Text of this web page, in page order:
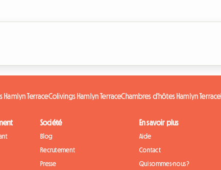
Hamlyn TerraceColivings Hamlyn TerraceChambres d'hôtes Hamlyn Terrace
Société
Blog
Recrutement
Presse
En savoir plus
Aide
Contact
Qui sommes-nous ?